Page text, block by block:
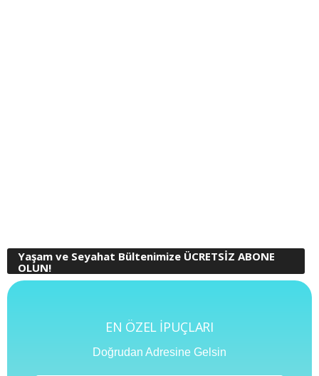
Yaşam ve Seyahat Bültenimize ÜCRETSİZ ABONE
OLUN!
EN ÖZEL İPUÇLARI
Doğrudan Adresine Gelsin